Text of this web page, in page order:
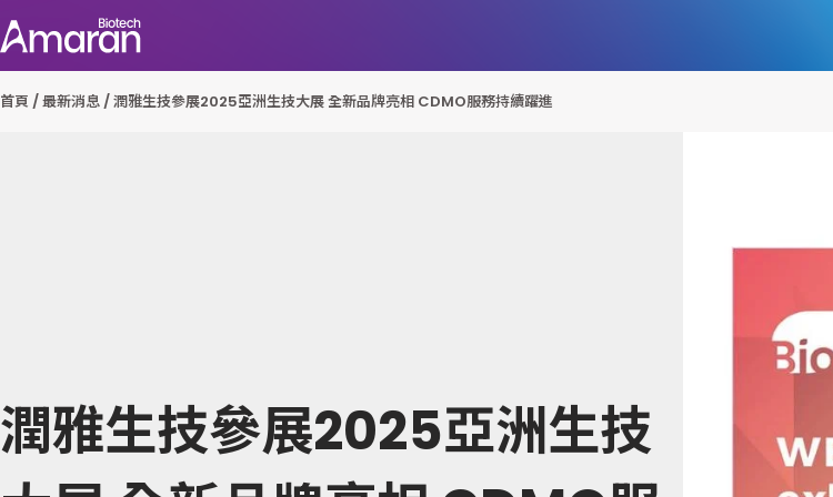
首頁 /最新消息/潤雅生技參展2025亞洲生技大展 全新品牌亮相 CDMO服務持續躍進
潤雅生技參展2025亞洲生技